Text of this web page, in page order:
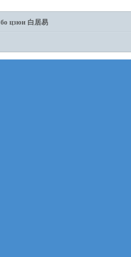
бо цзюи 白居易